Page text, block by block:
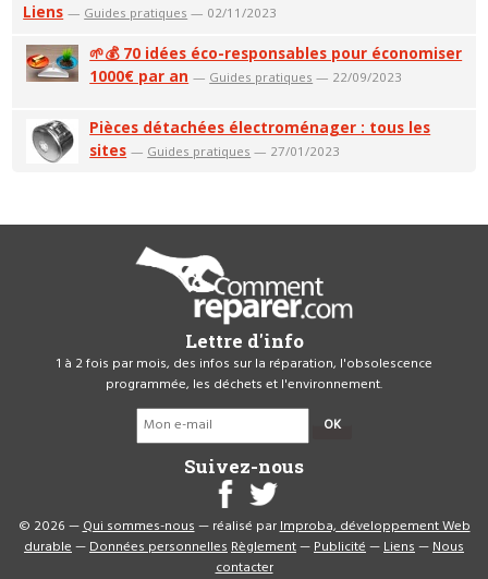
Liens — Guides pratiques — 02/11/2023
🌱💰 70 idées éco-responsables pour économiser
1000€ par an — Guides pratiques — 22/09/2023
Pièces détachées électroménager : tous les
sites — Guides pratiques — 27/01/2023
Lettre d'info
1 à 2 fois par mois, des infos sur la réparation, l'obsolescence
programmée, les déchets et l'environnement.
OK
Suivez-nous
© 2026 —Qui sommes-nous— réalisé parImproba, développement Web
durable—Données personnellesRèglement—Publicité—Liens—Nous
contacter